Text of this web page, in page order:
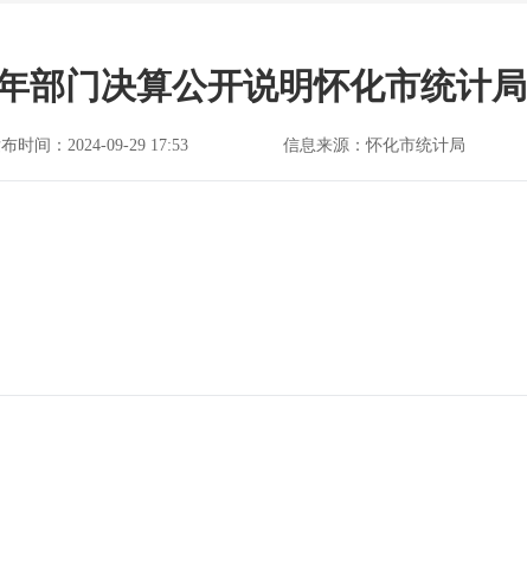
部门决算公开说明怀化市统计局
时间：2024-09-29 17:53 信息来源：怀化市统计局